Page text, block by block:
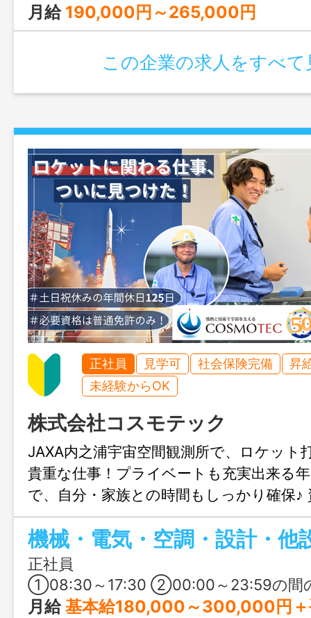
月給 190,000円～265,000円
この企業の求人をすべて
正社員 見学可 社会保険完備
昇
未経験からOK
株式会社コスモテック
JAXA内之浦宇宙空間観測所で、ロケット
貴重な仕事！プライベートも充実出来る
で、自分・家族との時間もしっかり確保♪
充実しており、未経験から宇宙関連の仕
きます。ロケットに関わりたい、安定し
い──そんな方にピッタリの求人です！
正社員
①08:30～17:30 ②00:00～23:59の間の8時間（交替シフト制） 基本は①、
月給基本給180,000～300,000円＋手当 ※賃金については、経験・